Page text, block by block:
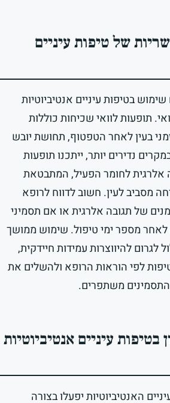
של טיפות עיניים
בטיפות עיניים אנטיביוטיות
תופעות לוואי שכיחות כוללות
בעין לאחר הטפטוף, תחושת יובש
נדירים יותר, ייתכנו תופעות
אלרגית לחומר הפעיל, המתבטאת
מסביב לעין. חשוב לדווח לרופא
של תגובה אלרגית או אם תסמיני
מספר ימי טיפול. שימוש ממושך
לגרום להיווצרות עמידות חיידקית,
לפי הוראות הרופא ולהשלים את
משתפרים.
עיניים אנטיביוטיות
האנטיביוטיות יפעלו בצורה